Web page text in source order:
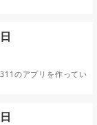
のアプリを作ってい